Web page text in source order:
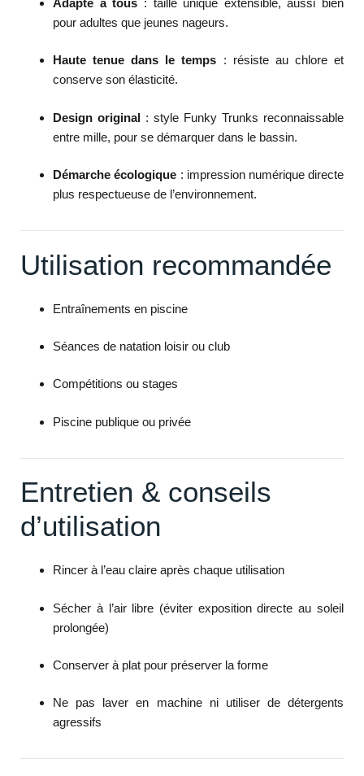
pour adultes que jeunes nageurs.
Haute tenue dans le temps : résiste au chlore et
conserve son élasticité.
Design original : style Funky Trunks reconnaissable
entre mille, pour se démarquer dans le bassin.
Démarche écologique : impression numérique directe
plus respectueuse de l’environnement.
Utilisation recommandée
Entraînements en piscine
Séances de natation loisir ou club
Compétitions ou stages
Piscine publique ou privée
Entretien & conseils
d’utilisation
Rincer à l’eau claire après chaque utilisation
Sécher à l’air libre (éviter exposition directe au soleil
prolongée)
Conserver à plat pour préserver la forme
Ne pas laver en machine ni utiliser de détergents
agressifs